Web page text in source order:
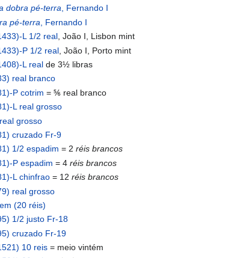
dobra pé-terra, Fernando I
pé-terra , Fernando I
L 1/2 real, João I, Lisbon mint
P 1/2 real , João I, Porto mint
L real de 3½ libras
real branco
P cotrim = ⅚ real branco
L real grosso
grosso
cruzado Fr-9
1/2 espadim = 2réis brancos
P espadim = 4réis brancos
L chinfrao = 12réis brancos
real grosso
(20 réis)
1/2 justo Fr-18
cruzado Fr-19
10 reis = meio vintém